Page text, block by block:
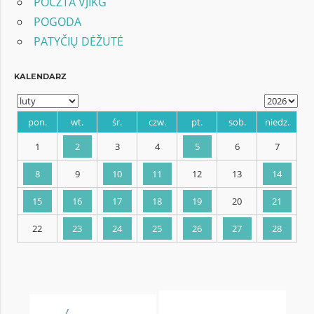
POGODA
PATYČIŲ DĖŽUTĖ